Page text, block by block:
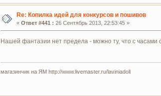
Re: Копилка идей для конкурсов и пошивов
« Ответ #441 : 26 Сентябрь 2013, 22:53:45 »
Нашей фантазии нет предела - можно ту, что с часами
магазинчик на ЯМ http://www.livemaster.ru/laviniadoll